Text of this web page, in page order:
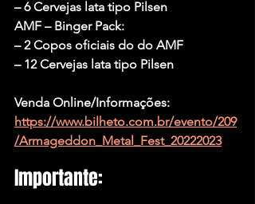
– 6 Cervejas lata tipo Pilsen
AMF – Binger Pack:
– 2 Copos oficiais do do AMF
– 12 Cervejas lata tipo Pilsen
Venda Online/Informações:
https://www.bilheto.com.br/evento/209
/Armageddon_Metal_Fest_20222023
Importante: